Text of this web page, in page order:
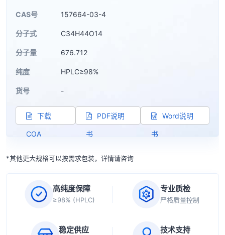
CAS号 157664-03-4
分子式 C34H44O14
分子量 676.712
纯度 HPLC≥98%
货号 -
下载
COA
PDF说明
书
Word说明
书
*其他更大规格可以按需求包装，详情请咨询
高纯度保障
≥98% (HPLC)
专业质检
严格质量控制
稳定供应 技术支持